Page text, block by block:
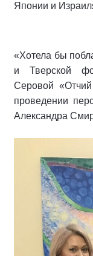
Японии и
«Хотела бы
и Тверской
Серовой
проведении
Александра